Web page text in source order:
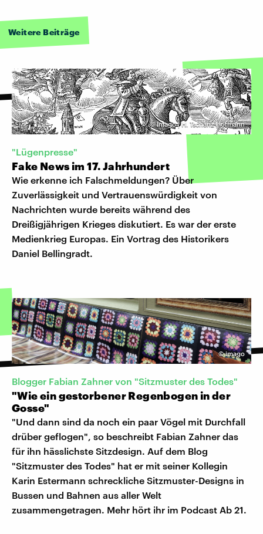
Weitere Beiträge
©Imago | H. Tschanz-Hofmann
"Lügenpresse"
Fake News im 17. Jahrhundert
Wie erkenne ich Falschmeldungen? Über
Zuverlässigkeit und Vertrauenswürdigkeit von
Nachrichten wurde bereits während des
Dreißigjährigen Krieges diskutiert. Es war der erste
Medienkrieg Europas. Ein Vortrag des Historikers
Daniel Bellingradt.
©imago
Blogger Fabian Zahner von "Sitzmuster des Todes"
"Wie ein gestorbener Regenbogen in der
Gosse"
"Und dann sind da noch ein paar Vögel mit Durchfall
drüber geflogen", so beschreibt Fabian Zahner das
für ihn hässlichste Sitzdesign. Auf dem Blog
"Sitzmuster des Todes" hat er mit seiner Kollegin
Karin Estermann schreckliche Sitzmuster-Designs in
Bussen und Bahnen aus aller Welt
zusammengetragen. Mehr hört ihr im Podcast Ab 21.